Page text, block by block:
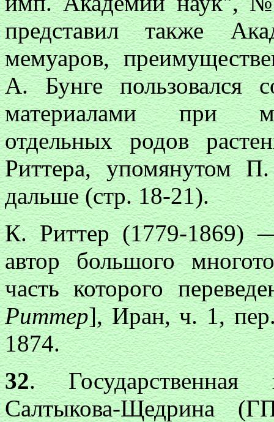
представил также
мемуаров,
А. Бунге пользовался
материалами при
отдельных родов
Риттера, упомянутом
дальше (стр. 18-21).
К. Риттер (1779-1869)
автор большого
часть которого
Риттер], Иран, ч. 1,
1874.
32. Государственная
Салтыкова-Щедрина